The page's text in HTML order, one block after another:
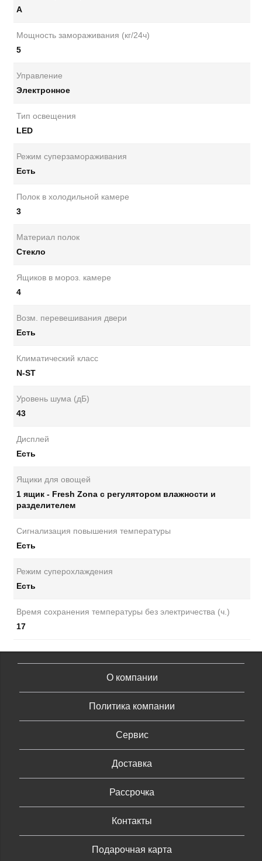
А
Мощность замораживания (кг/24ч)
5
Управление
Электронное
Тип освещения
LED
Режим суперзамораживания
Есть
Полок в холодильной камере
3
Материал полок
Стекло
Ящиков в мороз. камере
4
Возм. перевешивания двери
Есть
Климатический класс
N-ST
Уровень шума (дБ)
43
Дисплей
Есть
Ящики для овощей
1 ящик - Fresh Zona с регулятором влажности и
разделителем
Сигнализация повышения температуры
Есть
Режим суперохлаждения
Есть
Время сохранения температуры без электричества (ч.)
17
О компании
Политика компании
Сервис
Доставка
Рассрочка
Контакты
Подарочная карта